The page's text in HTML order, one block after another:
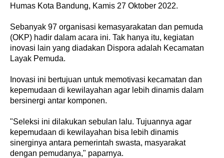
Humas Kota Bandung, Kamis 27 Oktober 2022.
Sebanyak 97 organisasi kemasyarakatan dan pemuda
(OKP) hadir dalam acara ini. Tak hanya itu, kegiatan
inovasi lain yang diadakan Dispora adalah Kecamatan
Layak Pemuda.
Inovasi ini bertujuan untuk memotivasi kecamatan dan
kepemudaan di kewilayahan agar lebih dinamis dalam
bersinergi antar komponen.
"Seleksi ini dilakukan sebulan lalu. Tujuannya agar
kepemudaan di kewilayahan bisa lebih dinamis
sinerginya antara pemerintah swasta, masyarakat
dengan pemudanya," paparnya.